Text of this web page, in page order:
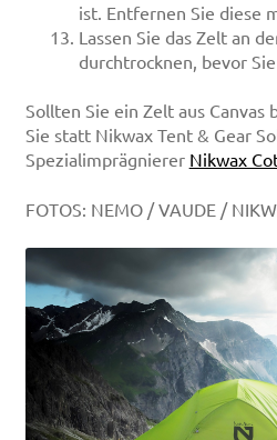
ist. Entfernen Sie diese
Lassen Sie das Zelt an
durchtrocknen, bevor
Sollten Sie ein Zelt aus Canvas
Sie statt Nikwax Tent & Gear
Spezialimprägnierer Nikwax
FOTOS: NEMO / VAUDE /